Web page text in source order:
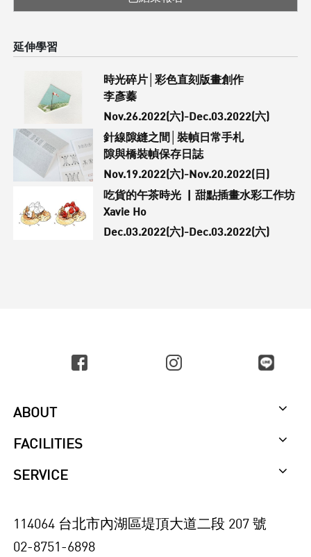
延伸學習
時光碎片│彩色直刻版畫創作
李彥蓁
Nov.26.2022(六)-Dec.03.2022(六)
針線隙縫之間│裝幀日常手札
隙與橋裝幀保存日誌
Nov.19.2022(六)-Nov.20.2022(日)
吃貨的午茶時光 ▏甜點插畫水彩工作坊
Xavie Ho
Dec.03.2022(六)-Dec.03.2022(六)
ABOUT
FACILITIES
SERVICE
114064 台北市內湖區堤頂大道二段 207 號
02-8751-6898